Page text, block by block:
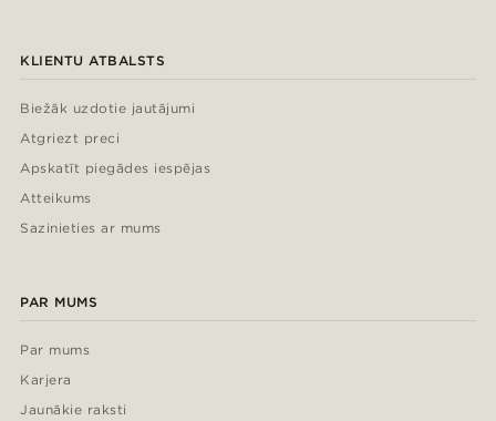
KLIENTU ATBALSTS
Biežāk uzdotie jautājumi
Atgriezt preci
Apskatīt piegādes iespējas
Atteikums
Sazinieties ar mums
PAR MUMS
Par mums
Karjera
Jaunākie raksti